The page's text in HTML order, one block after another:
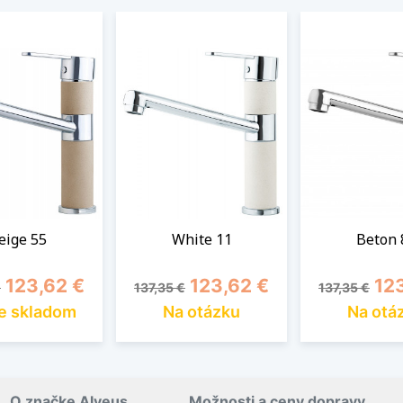
55
cena
Cena
123,62 €
skladom
White 11
Základná cena
137,35 € Cena
123,62 €
Na otázku
Beton
Základná
137,35 €
Na